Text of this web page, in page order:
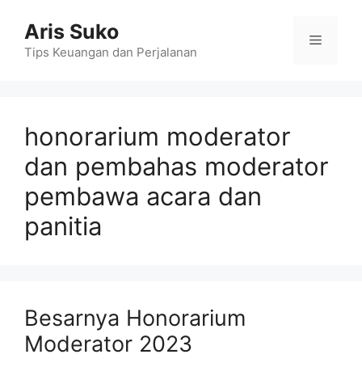
content
Aris Suko
Tips Keuangan dan Perjalanan
Menu
honorarium moderator
dan pembahas moderator
pembawa acara dan
panitia
Besarnya Honorarium
Moderator 2023